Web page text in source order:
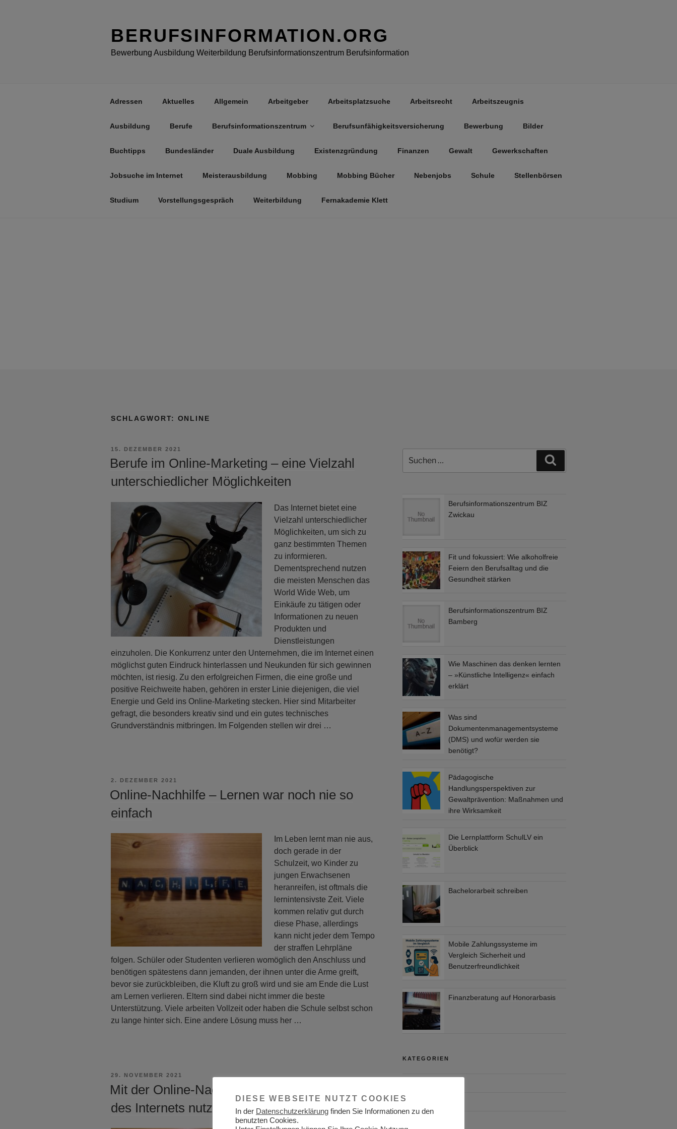
BERUFSINFORMATION.ORG
Bewerbung Ausbildung Weiterbildung Berufsinformationszentrum Berufsinformation
Adressen Aktuelles Allgemein Arbeitgeber Arbeitsplatzsuche Arbeitsrecht Arbeitszeugnis
Ausbildung Berufe Berufsinformationszentrum Berufsunfähigkeitsversicherung Bewerbung Bilder
Buchtipps Bundesländer Duale Ausbildung Existenzgründung Finanzen Gewalt Gewerkschaften
Jobsuche im Internet Meisterausbildung Mobbing Mobbing Bücher Nebenjobs Schule Stellenbörsen
Studium Vorstellungsgespräch Weiterbildung Fernakademie Klett
SCHLAGWORT: ONLINE
VERÖFFENTLICHT
15. DEZEMBER 2021
Berufe im Online-Marketing – eine Vielzahl
unterschiedlicher Möglichkeiten
Das Internet bietet eine
Vielzahl unterschiedlicher
Möglichkeiten, um sich zu
ganz bestimmten Themen
zu informieren.
Dementsprechend nutzen
die meisten Menschen das
World Wide Web, um
Einkäufe zu tätigen oder
Informationen zu neuen
Produkten und
Dienstleistungen
einzuholen. Die Konkurrenz unter den Unternehmen, die im Internet einen
möglichst guten Eindruck hinterlassen und Neukunden für sich gewinnen
möchten, ist riesig. Zu den erfolgreichen Firmen, die eine große und
positive Reichweite haben, gehören in erster Linie diejenigen, die viel
Energie und Geld ins Online-Marketing stecken. Hier sind Mitarbeiter
gefragt, die besonders kreativ sind und ein gutes technisches
Grundverständnis mitbringen. Im Folgenden stellen wir drei …
VERÖFFENTLICHT
2. DEZEMBER 2021
Online-Nachhilfe – Lernen war noch nie so
einfach
Im Leben lernt man nie aus,
doch gerade in der
Schulzeit, wo Kinder zu
jungen Erwachsenen
heranreifen, ist oftmals die
lernintensivste Zeit. Viele
kommen relativ gut durch
diese Phase, allerdings
kann nicht jeder dem Tempo
der straffen Lehrpläne
folgen. Schüler oder Studenten verlieren womöglich den Anschluss und
benötigen spätestens dann jemanden, der ihnen unter die Arme greift,
bevor sie zurückbleiben, die Kluft zu groß wird und sie am Ende die Lust
am Lernen verlieren. Eltern sind dabei nicht immer die beste
Unterstützung. Viele arbeiten Vollzeit oder haben die Schule selbst schon
zu lange hinter sich. Eine andere Lösung muss her …
VERÖFFENTLICHT
29. NOVEMBER 2021
Mit der Online-Nachhilfe die Möglichkeiten
des Internets nutzen
nach:
Berufsinformationszentrum BIZ
Zwickau
Fit und fokussiert: Wie alkoholfreie
Feiern den Berufsalltag und die
Gesundheit stärken
Berufsinformationszentrum BIZ
Bamberg
Wie Maschinen das denken lernten
– »Künstliche Intelligenz« einfach
erklärt
Was sind
Dokumentenmanagementsysteme
(DMS) und wofür werden sie
benötigt?
Pädagogische
Handlungsperspektiven zur
Gewaltprävention: Maßnahmen und
ihre Wirksamkeit
Die Lernplattform SchulLV ein
Überblick
Bachelorarbeit schreiben
Mobile Zahlungssysteme im
Vergleich Sicherheit und
Benutzerfreundlichkeit
Finanzberatung auf Honorarbasis
KATEGORIEN
Aktuelles
DIESE WEBSEITE NUTZT COOKIES
In der Datenschutzerklärung finden Sie Informationen zu den
benutzten Cookies.